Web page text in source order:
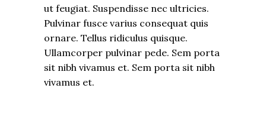
ut feugiat. Suspendisse nec ultricies.
Pulvinar fusce varius consequat quis
ornare. Tellus ridiculus quisque.
Ullamcorper pulvinar pede. Sem porta
sit nibh vivamus et. Sem porta sit nibh
vivamus et.